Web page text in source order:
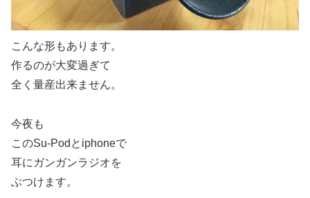
こんな形もあります。
作るのが大変過ぎて
全く量産出来ません。
今夜も
このSu-Podとiphoneで
耳にガンガンラジオを
ぶつけます。